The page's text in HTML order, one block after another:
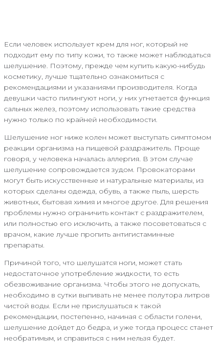
Если человек использует крем для ног, который не
подходит ему по типу кожи, то также может наблюдаться
шелушение. Поэтому, прежде чем купить какую-нибудь
косметику, лучше тщательно ознакомиться с
рекомендациями и указаниями производителя. Когда
девушки часто пилингуют ноги, у них угнетается функция
сальных желез, поэтому использовать такие средства
нужно только по крайней необходимости.
Шелушение ног ниже колен может выступать симптомом
реакции организма на пищевой раздражитель. Проще
говоря, у человека началась аллергия. В этом случае
шелушение сопровождается зудом. Провокаторами
могут быть искусственные и натуральные материалы, из
которых сделаны одежда, обувь, а также пыль, шерсть
животных, бытовая химия и многое другое. Для решения
проблемы нужно ограничить контакт с раздражителем,
или полностью его исключить, а также посоветоваться с
врачом, какие лучше пропить антигистаминные
препараты.
Причиной того, что шелушатся ноги, может стать
недостаточное употребление жидкости, то есть
обезвоживание организма. Чтобы этого не допускать,
необходимо в сутки выпивать не менее полутора литров
чистой воды. Если не прислушаться к такой
рекомендации, постепенно, начиная с области голени,
шелушение дойдет до бедра, и уже тогда процесс станет
необратимым, и справиться с ним нельзя будет.